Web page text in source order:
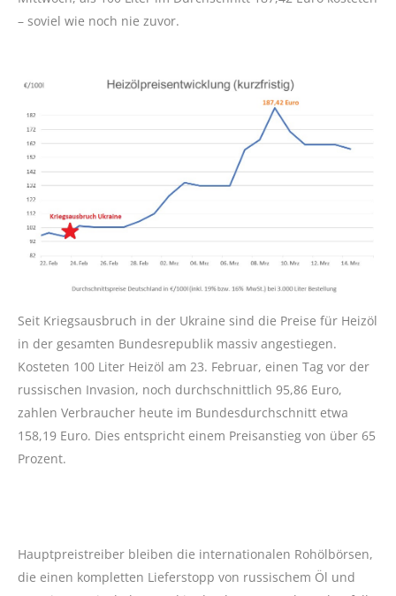
– soviel wie noch nie zuvor.
Seit Kriegsausbruch in der Ukraine sind die Preise für Heizöl
in der gesamten Bundesrepublik massiv angestiegen.
Kosteten 100 Liter Heizöl am 23. Februar, einen Tag vor der
russischen Invasion, noch durchschnittlich 95,86 Euro,
zahlen Verbraucher heute im Bundesdurchschnitt etwa
158,19 Euro. Dies entspricht einem Preisanstieg von über 65
Prozent.
Hauptpreistreiber bleiben die internationalen Rohölbörsen,
die einen kompletten Lieferstopp von russischem Öl und